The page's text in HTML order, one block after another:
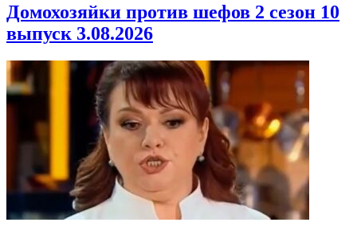
Домохозяйки против шефов 2 сезон 10
выпуск 3.08.2026